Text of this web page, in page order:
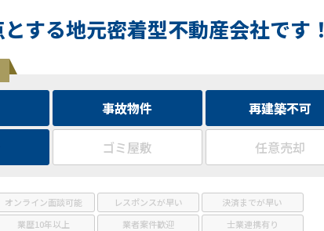
する地元密着型不動産会社です！
事故物件 再建築不可
ゴミ屋敷 任意売却
オンライン面談可能 レスポンスが早い
決済までが早い
業歴10年以上 業者案件歓迎 士業連携有り